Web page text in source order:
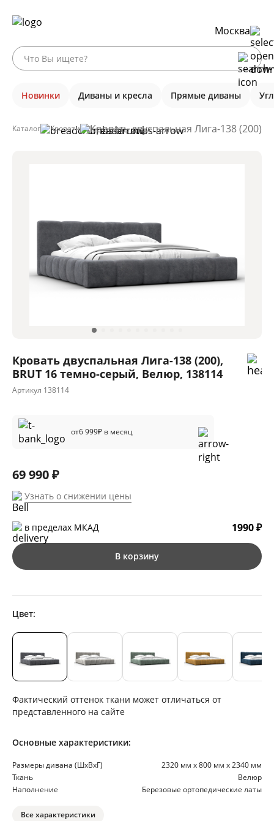
Москва
Новинки Диваны и кресла Прямые диваны
Каталог Кровати Кровать двуспальная Лига-138 (200),
Кровать двуспальная Лига-138 (200),
BRUT 16 темно-серый, Велюр, 138114
Артикул 138114
от6 999₽ в месяц
69 990 ₽
Узнать о снижении цены
в пределах МКАД 1990 ₽
В корзину
Цвет:
Фактический оттенок ткани может отличаться от
представленного на сайте
Основные характеристики:
Размеры дивана (ШхВхГ)
2320 мм х 800 мм х 2340 мм
Ткань
Велюр
Наполнение
Березовые ортопедические латы
Все характеристики